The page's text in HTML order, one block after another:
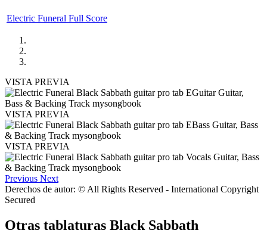
Electric Funeral Full Score
VISTA PREVIA
VISTA PREVIA
VISTA PREVIA
Previous Next
Derechos de autor: © All Rights Reserved - International Copyright
Secured
Otras tablaturas Black Sabbath